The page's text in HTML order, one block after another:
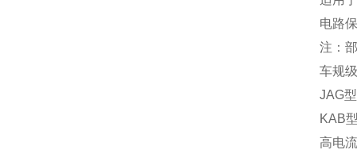
电路
注：
车规
‌JAG
‌KAB
高电